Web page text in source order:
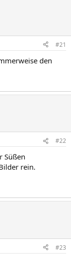
#21
den
#22
Süßen
rein.
#23